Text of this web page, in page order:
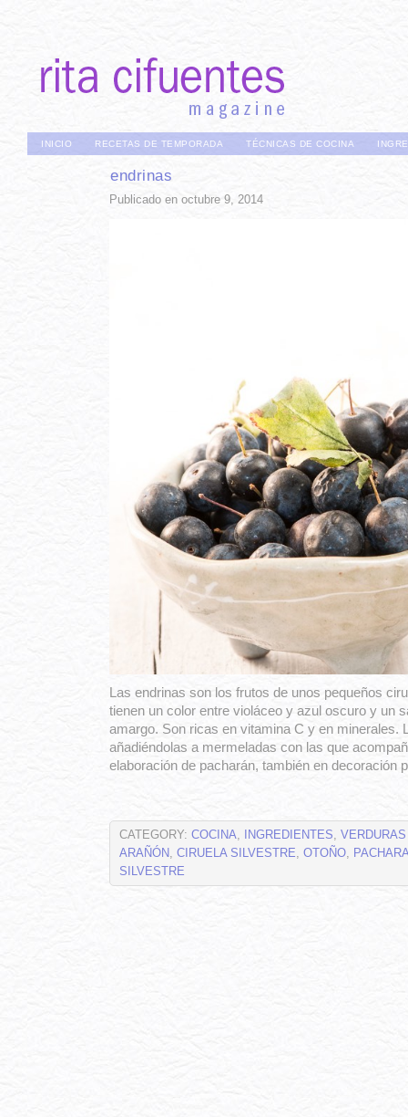
INICIO RECETAS DE TEMPORADA TÉCNICAS DE COCINA
endrinas
Publicado en octubre 9, 2014
Las endrinas son los frutos de unos pequeños
tienen un color entre violáceo y azul oscuro y un
amargo. Son ricas en vitamina C y en minerales.
añadiéndolas a mermeladas con las que
elaboración de pacharán, también en decoración
CATEGORY: COCINA, INGREDIENTES,
ARAÑÓN, CIRUELA SILVESTRE, OTOÑO,
SILVESTRE